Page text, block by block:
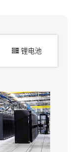
锂电池